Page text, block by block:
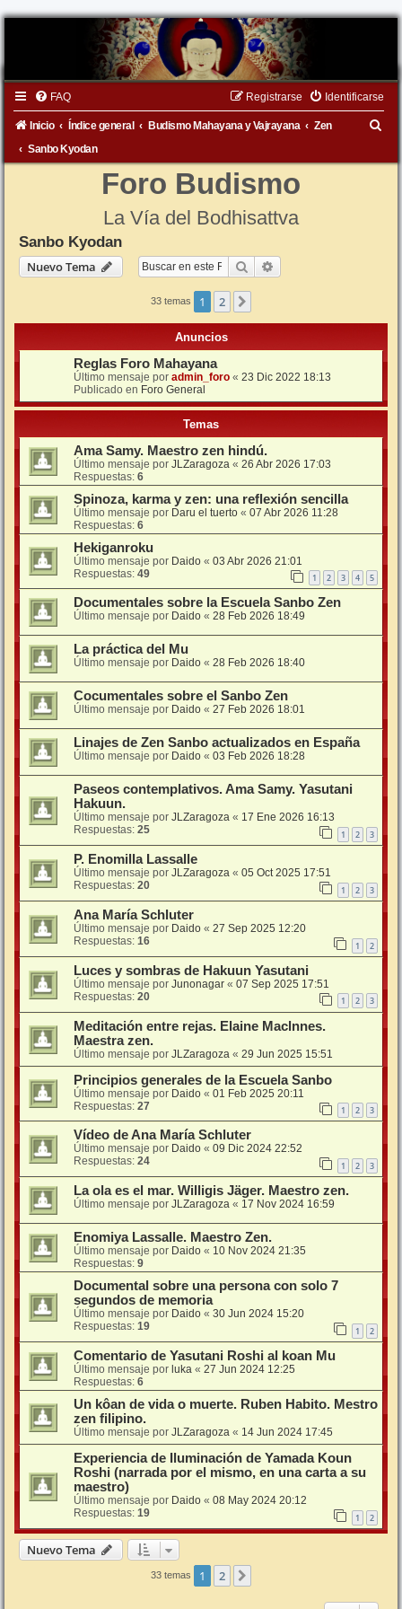
FAQ Identificarse
Registrarse
Inicio Índice general Budismo Mahayana y Vajrayana
Zen
Sanbo Kyodan
Foro Budismo
La Vía del Bodhisattva
Sanbo Kyodan
Nuevo Tema
Buscar
33 temas 1 2
Anuncios
Reglas Foro Mahayana
Último mensaje por admin_foro « 23 Dic 2022 18:13
Publicado en Foro General
Temas
Ama Samy. Maestro zen hindú.
Último mensaje por JLZaragoza « 26 Abr 2026 17:03
Respuestas: 6
Spinoza, karma y zen: una reflexión sencilla
Último mensaje por Daru el tuerto « 07 Abr 2026 11:28
Respuestas: 6
Hekiganroku
Último mensaje por Daido « 03 Abr 2026 21:01
Respuestas: 49 1 2 3 4 5
Documentales sobre la Escuela Sanbo Zen
Último mensaje por Daido « 28 Feb 2026 18:49
La práctica del Mu
Último mensaje por Daido « 28 Feb 2026 18:40
Cocumentales sobre el Sanbo Zen
Último mensaje por Daido « 27 Feb 2026 18:01
Linajes de Zen Sanbo actualizados en España
Último mensaje por Daido « 03 Feb 2026 18:28
Paseos contemplativos. Ama Samy. Yasutani
Hakuun.
Último mensaje por JLZaragoza « 17 Ene 2026 16:13
Respuestas: 25 1 2 3
P. Enomilla Lassalle
Último mensaje por JLZaragoza « 05 Oct 2025 17:51
Respuestas: 20 1 2 3
Ana María Schluter
Último mensaje por Daido « 27 Sep 2025 12:20
Respuestas: 16 1 2
Luces y sombras de Hakuun Yasutani
Último mensaje por Junonagar « 07 Sep 2025 17:51
Respuestas: 20 1 2 3
Meditación entre rejas. Elaine Maclnnes.
Maestra zen.
Último mensaje por JLZaragoza « 29 Jun 2025 15:51
Principios generales de la Escuela Sanbo
Último mensaje por Daido « 01 Feb 2025 20:11
Respuestas: 27 1 2 3
Vídeo de Ana María Schluter
Último mensaje por Daido « 09 Dic 2024 22:52
Respuestas: 24 1 2 3
La ola es el mar. Willigis Jäger. Maestro zen.
Último mensaje por JLZaragoza « 17 Nov 2024 16:59
Enomiya Lassalle. Maestro Zen.
Último mensaje por Daido « 10 Nov 2024 21:35
Respuestas: 9
Documental sobre una persona con solo 7
segundos de memoria
Último mensaje por Daido « 30 Jun 2024 15:20
Respuestas: 19 1 2
Comentario de Yasutani Roshi al koan Mu
Último mensaje por luka « 27 Jun 2024 12:25
Respuestas: 6
Un kôan de vida o muerte. Ruben Habito. Mestro
zen filipino.
Último mensaje por JLZaragoza « 14 Jun 2024 17:45
Experiencia de Iluminación de Yamada Koun
Roshi (narrada por el mismo, en una carta a su
maestro)
Último mensaje por Daido « 08 May 2024 20:12
Respuestas: 19 1 2
Nuevo Tema
33 temas 1 2